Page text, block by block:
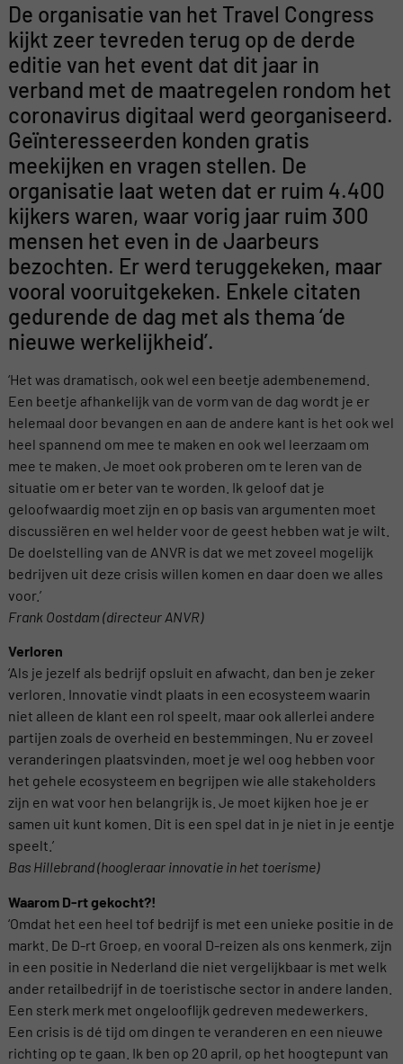
De organisatie van het Travel Congress
kijkt zeer tevreden terug op de derde
editie van het event dat dit jaar in
verband met de maatregelen rondom het
coronavirus digitaal werd georganiseerd.
Geïnteresseerden konden gratis
meekijken en vragen stellen. De
organisatie laat weten dat er ruim 4.400
kijkers waren, waar vorig jaar ruim 300
mensen het even in de Jaarbeurs
bezochten. Er werd teruggekeken, maar
vooral vooruitgekeken. Enkele citaten
gedurende de dag met als thema ‘de
nieuwe werkelijkheid’.
‘Het was dramatisch, ook wel een beetje adembenemend.
Een beetje afhankelijk van de vorm van de dag wordt je er
helemaal door bevangen en aan de andere kant is het ook wel
heel spannend om mee te maken en ook wel leerzaam om
mee te maken. Je moet ook proberen om te leren van de
situatie om er beter van te worden. Ik geloof dat je
geloofwaardig moet zijn en op basis van argumenten moet
discussiëren en wel helder voor de geest hebben wat je wilt.
De doelstelling van de ANVR is dat we met zoveel mogelijk
bedrijven uit deze crisis willen komen en daar doen we alles
voor.’
Frank Oostdam (directeur ANVR)
Verloren
‘Als je jezelf als bedrijf opsluit en afwacht, dan ben je zeker
verloren. Innovatie vindt plaats in een ecosysteem waarin
niet alleen de klant een rol speelt, maar ook allerlei andere
partijen zoals de overheid en bestemmingen. Nu er zoveel
veranderingen plaatsvinden, moet je wel oog hebben voor
het gehele ecosysteem en begrijpen wie alle stakeholders
zijn en wat voor hen belangrijk is. Je moet kijken hoe je er
samen uit kunt komen. Dit is een spel dat in je niet in je eentje
speelt.’
Bas Hillebrand (hoogleraar innovatie in het toerisme)
Waarom D-rt gekocht?!
‘Omdat het een heel tof bedrijf is met een unieke positie in de
markt. De D-rt Groep, en vooral D-reizen als ons kenmerk, zijn
in een positie in Nederland die niet vergelijkbaar is met welk
ander retailbedrijf in de toeristische sector in andere landen.
Een sterk merk met ongelooflijk gedreven medewerkers.
Een crisis is dé tijd om dingen te veranderen en een nieuwe
richting op te gaan. Ik ben op 20 april, op het hoogtepunt van